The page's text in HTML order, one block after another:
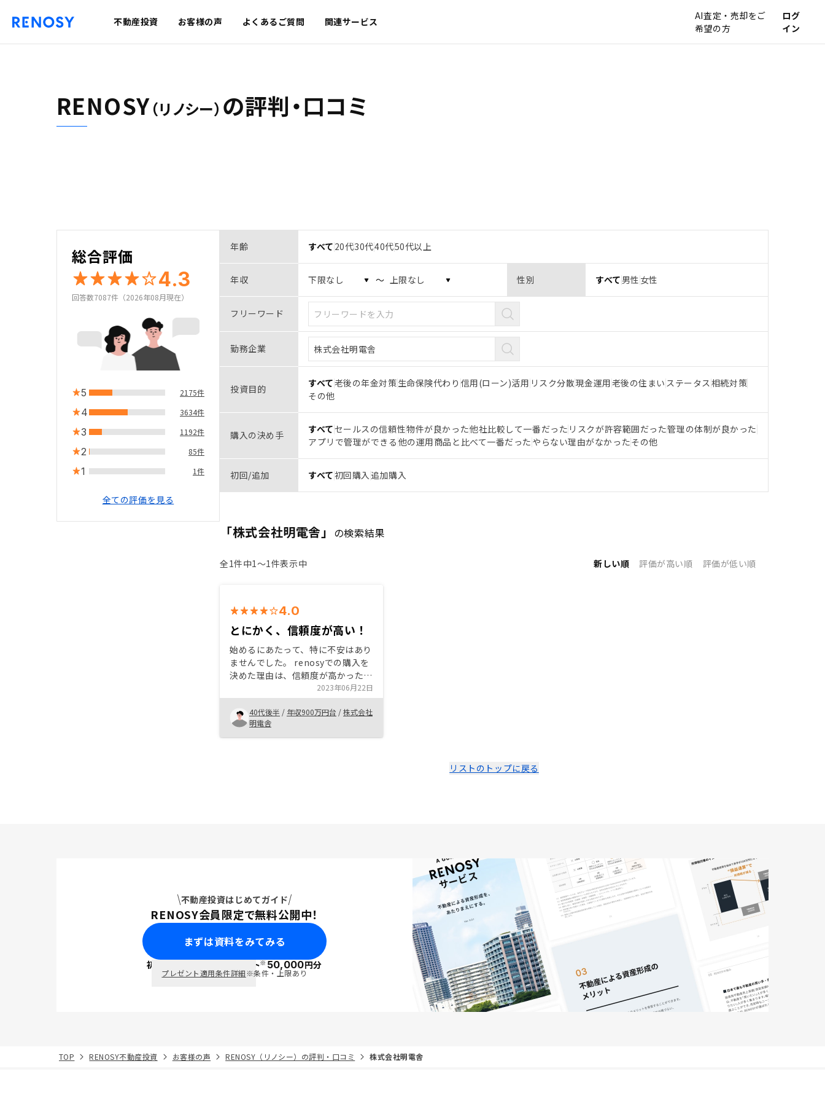
不動産投資 お客様の声 よくあるご質問 関連サービス
AI査定・売却をご
希望の方
ログ
イン
RENOSY（リノシー） の評判・口コミ
総合評価
4.3
回答数7087件（2026年08月現在）
5 2175件
4 3634件
3 1192件
2 85件
1 1件
全ての評価を見る
年齢 すべて 20代30代40代50代以上
年収 〜 性別 すべて 男性 女性
フリーワード
勤務企業
投資目的 すべて老後の年金対策生命保険代わり 信用(ローン)活用 リスク分散現金運用老後の住まい ステータス相続対策
その他
購入の決め手 すべてセールスの信頼性物件が良かった他社比較して一番だった リスクが許容範囲だった管理の体制が良かった
アプリで管理ができる 他の運用商品と比べて一番だった やらない理由がなかったその他
初回/追加 すべて初回購入 追加購入
「株式会社明電舎」 の検索結果
全1件中1〜1件表示中 新しい順 評価が高い順 評価が低い順
4.0
とにかく、信頼度が高い！
始めるにあたって、特に不安はあり
ませんでした。 renosyでの購入を
決めた理由は、信頼度が高かったこ
とが、大きな要因です。 あとは、
質問に対するレスポンスが早かった
ことも、大きな要因のひとつかと思
っています。
2023年06月22日
40代後半 / 年収900万円台 /株式会社
明電舎
リストのトップに戻る
不動産投資はじめてガイド
RENOSY会員限定で無料公開中！
まずは資料をみてみる
初回面談で ポイント※50,000円分
プレゼント適用条件詳細※条件・上限あり
TOP RENOSY不動産投資 お客様の声 RENOSY（リノシー）の評判・口コミ 株式会社明電舎